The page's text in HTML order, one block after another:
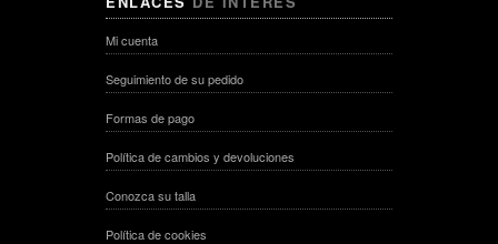
Mi cuenta
Seguimiento de su pedido
Formas de pago
Política de cambios y devoluciones
Conozca su talla
Política de cookies